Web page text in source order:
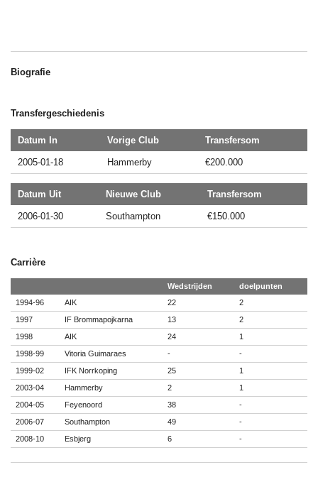
Biografie
Transfergeschiedenis
Datum In Vorige Club Transfersom
2005-01-18 Hammerby €200.000
Datum Uit Nieuwe Club Transfersom
2006-01-30 Southampton €150.000
Carrière
Wedstrijden
doelpunten
1994-96
AIK 22
2
1997
IF Brommapojkarna 13
2
1998
AIK 24
1
1998-99
Vitoria Guimaraes -
-
1999-02
IFK Norrkoping 25
1
2003-04
Hammerby 2
1
2004-05
Feyenoord 38
-
2006-07
Southampton 49
-
2008-10
Esbjerg 6 -